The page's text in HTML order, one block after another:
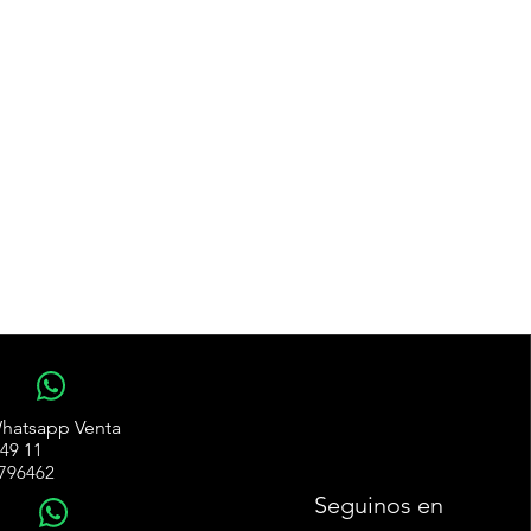
Venta
11
Seguinos en